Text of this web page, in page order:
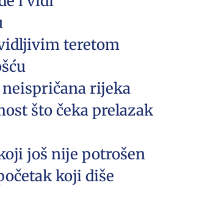
teretom
rijeka
što čeka prelazak
još nije potrošen
koji diše